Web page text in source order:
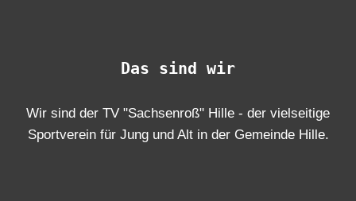
Das sind wir
Wir sind der TV "Sachsenroß" Hille - der vielseitige
Sportverein für Jung und Alt in der Gemeinde Hille.